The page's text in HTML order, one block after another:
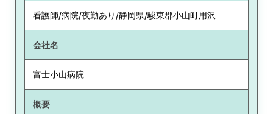
看護師/病院/夜勤あり/静岡県/駿東郡小山町用沢
会社名
富士小山病院
概要